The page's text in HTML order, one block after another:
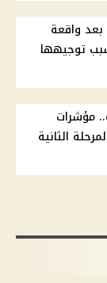
واقعة
توجيهها
مؤشرات